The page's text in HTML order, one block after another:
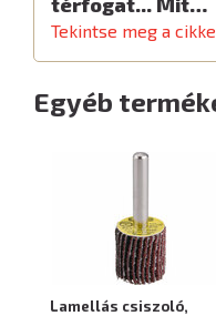
Tekintse meg a
Egyéb
Lamellás csiszoló,